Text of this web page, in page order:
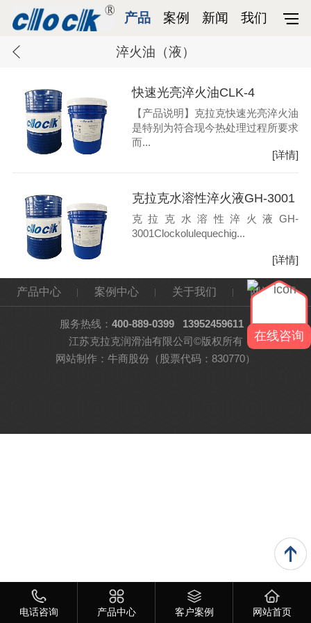
产品 案例 新闻 我们
淬火油（液）
快速光亮淬火油CLK-4
【产品说明】克拉克快速光亮淬火油
是特别为符合现今热处理过程所要求
而...
[详情]
克拉克水溶性淬火液GH-3001
克拉克水溶性淬火液GH-
3001Clockolulequechig...
[详情]
产品中心 案例中心 关于我们 网站地图
服务热线： 400-889-0399
13952459611
江苏克拉克润滑油有限公司©版权所有
网站制作： 牛商股份 （股票代码：830770）
电话咨询 产品中心 客户案例 网站首页
在线咨询